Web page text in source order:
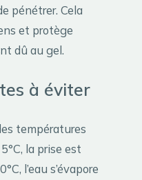
pénétrer. Cela
et protège
dû au gel.
à éviter
températures
la prise est
l’eau s’évapore